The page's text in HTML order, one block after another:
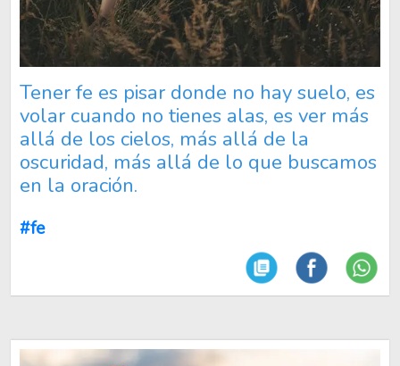
Tener fe es pisar donde no hay suelo, es
volar cuando no tienes alas, es ver más
allá de los cielos, más allá de la
oscuridad, más allá de lo que buscamos
en la oración.
#fe